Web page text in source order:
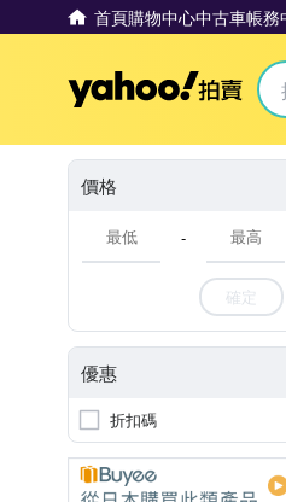
首頁購物中心中古車帳務
價格
-
確定
優惠
折扣碼